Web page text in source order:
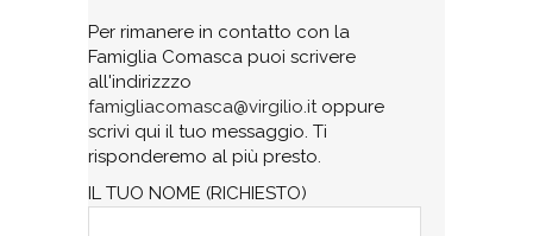
Per rimanere in contatto con la
Famiglia Comasca puoi scrivere
all'indirizzzo
famigliacomasca@virgilio.itoppure
scrivi qui il tuo messaggio. Ti
risponderemo al più presto.
IL TUO NOME (RICHIESTO)